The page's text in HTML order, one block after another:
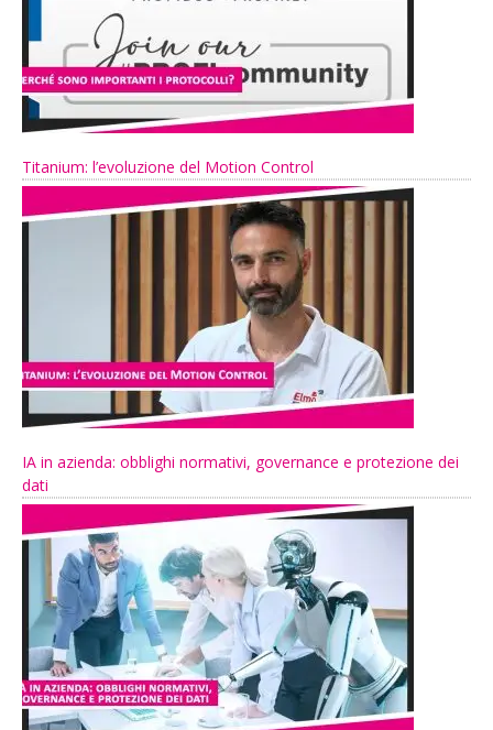
Titanium: l’evoluzione del Motion Control
IA in azienda: obblighi normativi, governance e protezione dei
dati